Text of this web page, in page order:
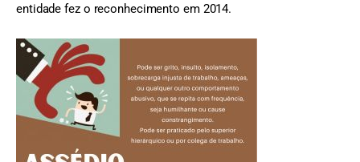
entidade fez o reconhecimento em 2014.